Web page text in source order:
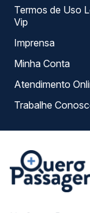
Termos de Uso Louge
Vip
Imprensa
Minha Conta
Trabalhe